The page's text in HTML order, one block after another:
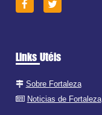
Links Utéis
Sobre Fortaleza
Noticias de Fortaleza